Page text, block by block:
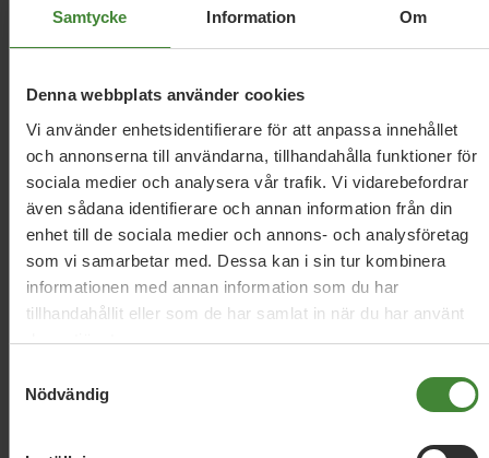
Samtycke Information Om
Denna webbplats använder cookies
Vi använder enhetsidentifierare för att anpassa innehållet
och annonserna till användarna, tillhandahålla funktioner för
sociala medier och analysera vår trafik. Vi vidarebefordrar
även sådana identifierare och annan information från din
enhet till de sociala medier och annons- och analysföretag
som vi samarbetar med. Dessa kan i sin tur kombinera
informationen med annan information som du har
tillhandahållit eller som de har samlat in när du har använt
deras tjänster.
Nödvändig
konsumentens rätt att reparera
14 december 2022
Regeringen måste ta striden för vår natur
9 december 2022
MP: Oerhört svagt av regeringen
i ålfrågan